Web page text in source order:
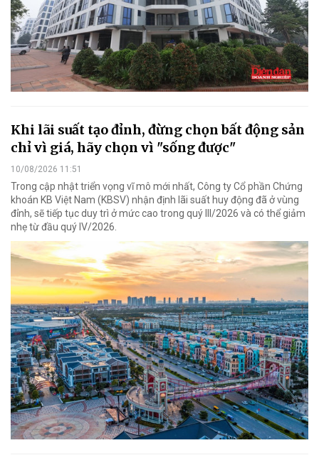
Khi lãi suất tạo đỉnh, đừng chọn bất động sản
chỉ vì giá, hãy chọn vì "sống được"
10/08/2026 11:51
Trong cập nhật triển vọng vĩ mô mới nhất, Công ty Cổ phần Chứng
khoán KB Việt Nam (KBSV) nhận định lãi suất huy động đã ở vùng
đỉnh, sẽ tiếp tục duy trì ở mức cao trong quý III/2026 và có thể giảm
nhẹ từ đầu quý IV/2026.